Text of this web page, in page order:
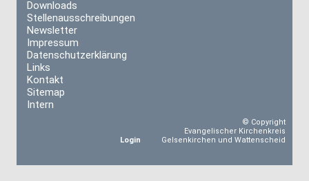
Downloads
Stellenausschreibungen
Newsletter
Impressum
Datenschutzerklärung
Links
Kontakt
Sitemap
Intern
Login
© Copyright
Evangelischer Kirchenkreis
Gelsenkirchen und Wattenscheid